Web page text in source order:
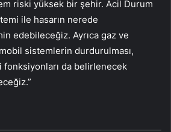
riski yüksek bir şehir. Acil Durum
ile hasarın nerede
edebileceğiz. Ayrıca gaz ve
sistemlerin durdurulması,
fonksiyonları da belirlenecek